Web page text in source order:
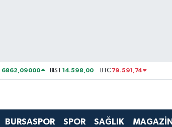
6862,09000 BİST14.598,00 BTC 79.591,74
BURSASPOR SPOR SAĞLIK MAGAZİN